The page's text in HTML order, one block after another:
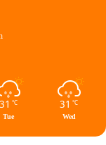
31 ℃
Tue
31 ℃
Wed